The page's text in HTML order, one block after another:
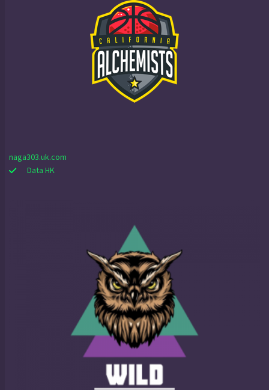
naga303.uk.com
Data HK